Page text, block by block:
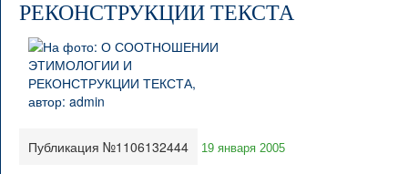
РЕКОНСТРУКЦИИ ТЕКСТА
Публикация №1106132444 19 января 2005